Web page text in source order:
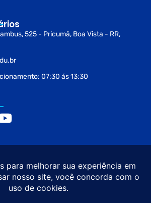
525 - Pricumã, Boa Vista - RR,
07:30 ás 13:30
Educação de
os direitos
Desenvolvimento e
Design sob diretrizes do